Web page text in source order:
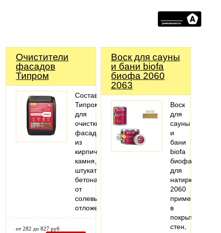
Очистители
фасадов
Типром
Составы
Типром
для
очистки
фасадов
из
кирпича,
камня,
штукатурки,
бетона
от
солевых
отложений
от 282 до 827 руб
Воск для сауны
и бани biofa
биофа 2060
2063
Воск
для
сауны
и
бани
biofa
биофа
для
натирки
2060
применяется
в
покрытии
стен,